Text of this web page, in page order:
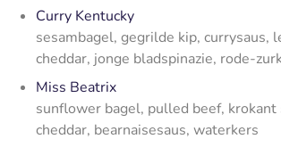
Curry Kentucky
sesambagel, gegrilde kip, currysaus,
cheddar, jonge bladspinazie, rode-
Miss Beatrix
sunflower bagel, pulled beef, krokant
cheddar, bearnaisesaus, waterkers